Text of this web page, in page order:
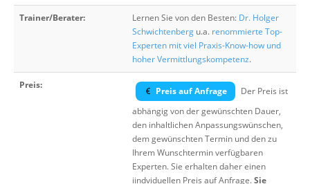
Trainer/Berater: Lernen Sie von den Besten: Dr. Holger
Schwichtenberg u.a. renommierte Top-
Experten mit viel Praxis-Know-how und
hoher Vermittlungskompetenz.
Preis:
Preis auf Anfrage
Der Preis ist
abhängig von der gewünschten Dauer,
den inhaltlichen Anpassungswünschen,
dem gewünschten Termin und den zu
Ihrem Wunschtermin verfügbaren
Experten. Sie erhalten daher einen
iindviduellen Preis auf Anfrage.Sie